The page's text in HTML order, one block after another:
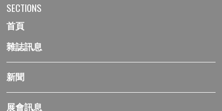
SECTIONS
首頁
雜誌訊息
新聞
展會訊息